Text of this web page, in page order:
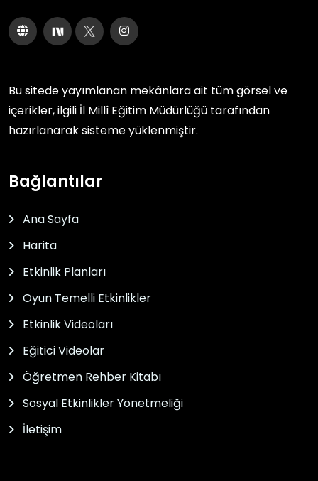
Bu sitede yayımlanan mekânlara ait tüm görsel ve
içerikler, ilgili İl Millî Eğitim Müdürlüğü tarafından
hazırlanarak sisteme yüklenmiştir.
Bağlantılar
Ana Sayfa
Harita
Etkinlik Planları
Oyun Temelli Etkinlikler
Etkinlik Videoları
Eğitici Videolar
Öğretmen Rehber Kitabı
Sosyal Etkinlikler Yönetmeliği
İletişim